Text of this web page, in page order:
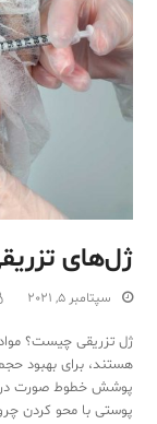
ژل‌های
سپتامبر 5, 2021
ژل تزریقی چیست؟
هستند، برای بهبود
پوشش خطوط صورت در
پوستی با محو کردن